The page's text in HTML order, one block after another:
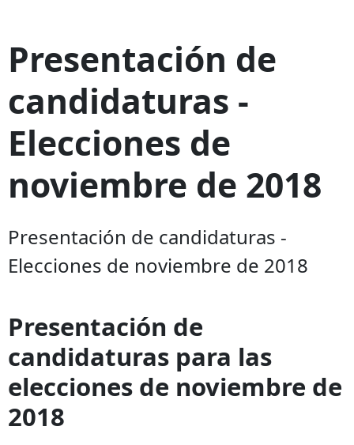
Presentación de
candidaturas -
Elecciones de
noviembre de 2018
Presentación de candidaturas -
Elecciones de noviembre de 2018
Presentación de
candidaturas para las
elecciones de noviembre de
2018